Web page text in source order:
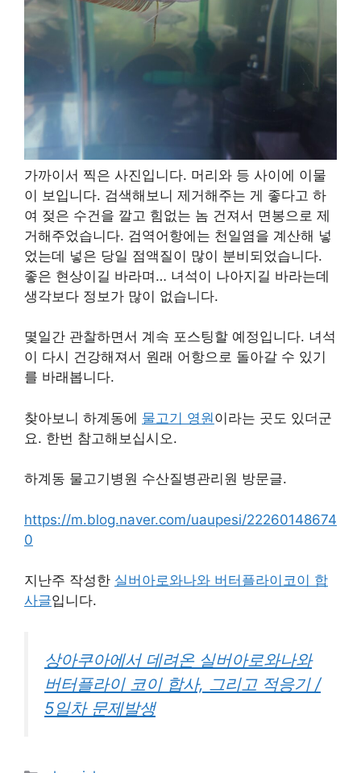
가까이서 찍은 사진입니다. 머리와 등 사이에 이물
이 보입니다. 검색해보니 제거해주는 게 좋다고 하
여 젖은 수건을 깔고 힘없는 놈 건져서 면봉으로 제
거해주었습니다. 검역어항에는 천일염을 계산해 넣
었는데 넣은 당일 점액질이 많이 분비되었습니다.
좋은 현상이길 바라며… 녀석이 나아지길 바라는데
생각보다 정보가 많이 없습니다.
몇일간 관찰하면서 계속 포스팅할 예정입니다. 녀석
이 다시 건강해져서 원래 어항으로 돌아갈 수 있기
를 바래봅니다.
찾아보니 하계동에 물고기 영원이라는 곳도 있더군
요. 한번 참고해보십시오.
하계동 물고기병원 수산질병관리원 방문글.
https://m.blog.naver.com/uaupesi/22260148674
0
지난주 작성한 실버아로와나와 버터플라이코이 합
사글입니다.
상아쿠아에서 데려온 실버아로와나와
버터플라이 코이 합사, 그리고 적응기 /
5일차 문제발생